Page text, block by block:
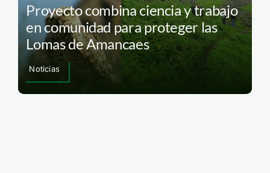
Proyecto combina ciencia y trabajo
en comunidad para proteger las
Lomas de Amancaes
Noticias